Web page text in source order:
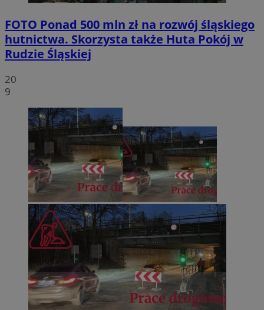
FOTO Ponad 500 mln zł na rozwój śląskiego
hutnictwa. Skorzysta także Huta Pokój w
Rudzie Śląskiej
20
9